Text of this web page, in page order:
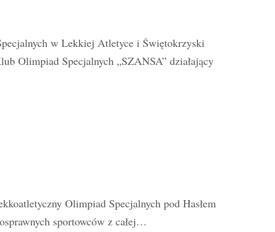
w Lekkiej Atletyce i Świętokrzyski
Olimpiad Specjalnych „SZANSA” działający
Olimpiad Specjalnych pod Hasłem
sportowców z całej…